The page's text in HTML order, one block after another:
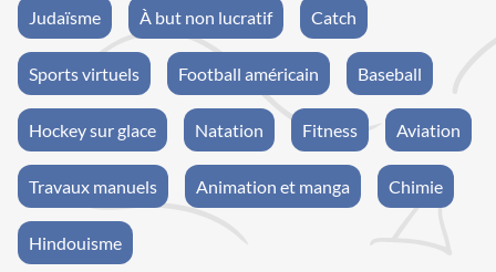
Judaïsme À but non lucratif Catch
Sports virtuels Football américain Baseball
Hockey sur glace Natation Fitness Aviation
Travaux manuels Animation et manga Chimie
Hindouisme